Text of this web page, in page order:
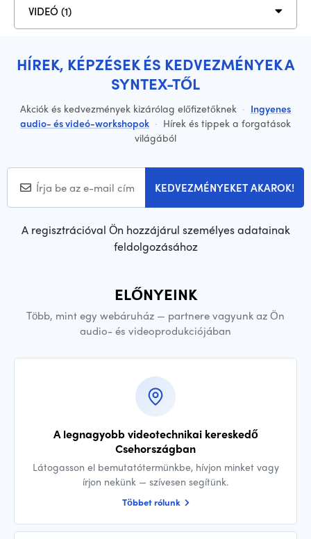
VIDEÓ (1)
HÍREK, KÉPZÉSEK ÉS KEDVEZMÉNYEK A
SYNTEX-TŐL
Akciók és kedvezmények kizárólag előfizetőknek · Ingyenes
audio- és videó-workshopok · Hírek és tippek a forgatások
világából
KEDVEZMÉNYEKET AKAROK!
A regisztrációval Ön hozzájárul személyes adatainak
feldolgozásához
ELŐNYEINK
Több, mint egy webáruház — partnere vagyunk az Ön
audio- és videoprodukciójában
A legnagyobb videotechnikai kereskedő
Csehországban
Látogasson el bemutatótermünkbe, hívjon minket vagy
írjon nekünk — szívesen segítünk.
Többet rólunk